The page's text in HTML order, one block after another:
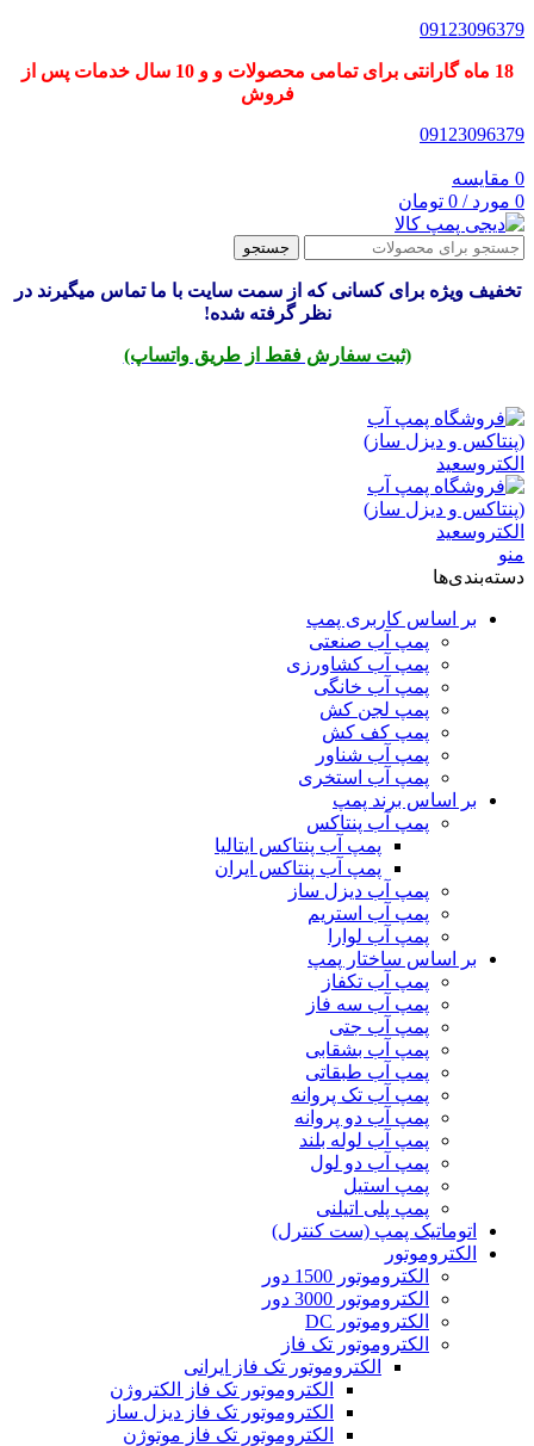
09123096379
18 ماه گارانتی برای تمامی محصولات و و 10 سال خدمات پس از
فروش
09123096379
0 مقایسه
0 مورد /
0 تومان
جستجو
تخفیف ویژه برای کسانی که از سمت سایت با ما تماس میگیرند در
نظر گرفته شده!
(ثبت سفارش فقط از طریق واتساپ)
منو
دسته‌بندی‌ها
بر اساس کاربری پمپ
پمپ آب صنعتی
پمپ آب کشاورزی
پمپ آب خانگی
پمپ لجن کش
پمپ کف کش
پمپ آب شناور
پمپ آب استخری
بر اساس برند پمپ
پمپ آب پنتاکس
پمپ آب پنتاکس ایتالیا
پمپ آب پنتاکس ایران
پمپ آب دیزل ساز
پمپ آب استریم
پمپ آب لوارا
بر اساس ساختار پمپ
پمپ آب تکفاز
پمپ آب سه فاز
پمپ آب جتی
پمپ آب بشقابی
پمپ آب طبقاتی
پمپ آب تک پروانه
پمپ آب دو پروانه
پمپ آب لوله بلند
پمپ آب دو لول
پمپ استیل
پمپ پلی اتیلنی
اتوماتیک پمپ (ست کنترل)
الکتروموتور
الکتروموتور 1500 دور
الکتروموتور 3000 دور
الکتروموتور DC
الکتروموتور تک فاز
الکتروموتور تک فاز ایرانی
الکتروموتور تک فاز الکتروژن
الکتروموتور تک فاز دیزل ساز
الکتروموتور تک فاز موتوژن